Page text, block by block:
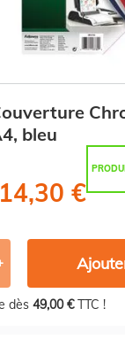
bleu
14,30 €
dès 49,00 €TTC !